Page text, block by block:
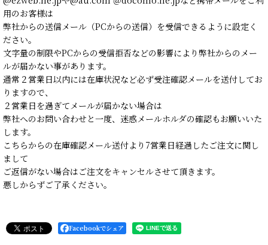
用のお客様は
弊社からの送信メール（PCからの送信）を受信できるように設定く
ださい。
文字量の制限やPCからの受信拒否などの影響により弊社からのメー
ルが届かない事があります。
通常２営業日以内には在庫状況など必ず受注確認メールを送付してお
りますので、
２営業日を過ぎてメールが届かない場合は
弊社へのお問い合わせと一度、迷惑メールホルダの確認もお願いいた
します。
こちらからの在庫確認メール送付より7営業日経過したご注文に関し
まして
ご返信がない場合はご注文をキャンセルさせて頂きます。
悪しからずご了承ください。
Facebookでシェア